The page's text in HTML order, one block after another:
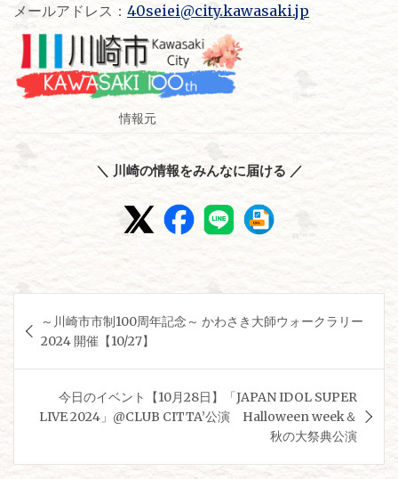
メールアドレス： 40seiei@city.kawasaki.jp
情報元
＼ 川崎の情報をみんなに届ける ／
稿
ナ
ゲ
～川崎市市制100周年記念～ かわさき大師ウォークラリー
2024 開催【10/27】
今日のイベント【10月28日】「JAPAN IDOL SUPER
LIVE 2024」@CLUB CITTA’公演 Halloween week＆
秋の大祭典公演